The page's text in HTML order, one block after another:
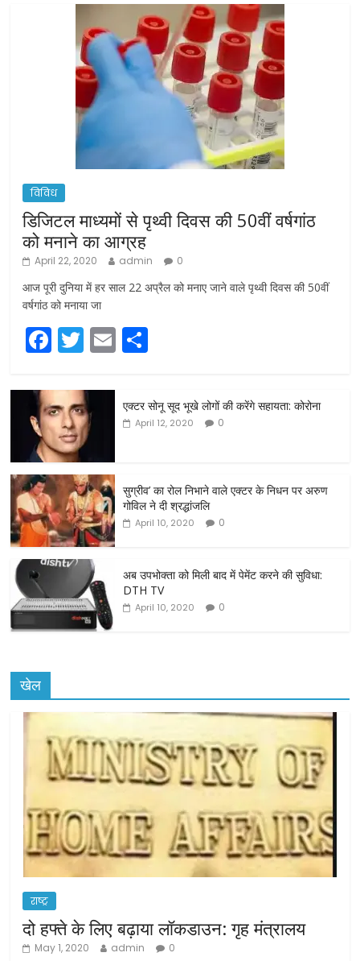
विविध
डिजिटल माध्यमों से पृथ्वी दिवस की 50वीं वर्षगांठ
को मनाने का आग्रह
April 22, 2020 admin 0
आज पूरी दुनिया में हर साल 22 अप्रैल को मनाए जाने वाले पृथ्वी दिवस की 50वीं
वर्षगांठ को मनाया जा
F
a
c
e
b
o
o
k
T
w
itt
er
E
m
ar
e
एक्टर सोनू सूद भूखे लोगों की करेंगे सहायता: कोरोना
April 12, 2020 0
सुग्रीव’ का रोल निभाने वाले एक्टर के निधन पर अरुण
गोविल ने दी श्रद्धांजलि
April 10, 2020 0
अब उपभोक्ता को मिली बाद में पेमेंट करने की सुविधा:
DTH TV
April 10, 2020 0
खेल
राष्ट्र
दो हफ्ते के लिए बढ़ाया लॉकडाउन: गृह मंत्रालय
May 1, 2020 admin 0